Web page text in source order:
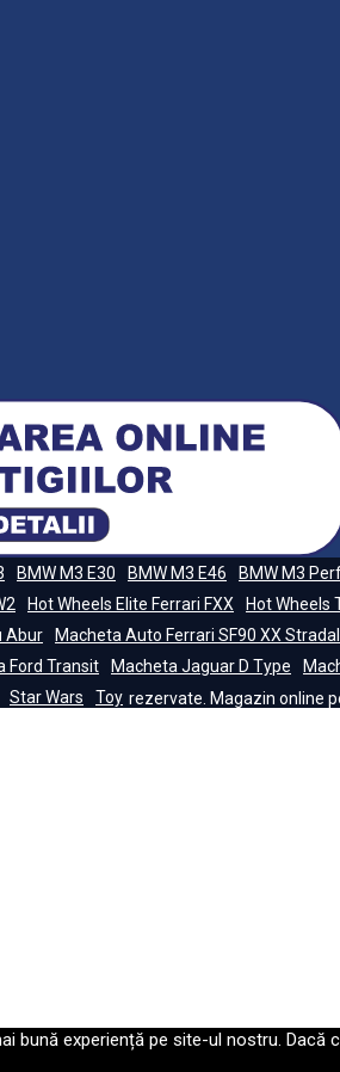
BMW M3 E30 BMW M3 E46 BMW M3
Hot Wheels Elite Ferrari FXX Hot Wheels
Abur Macheta Auto Ferrari SF90 XX
Ford Transit Macheta Jaguar D Type
Star Wars Toy rezervate. Magazin online
bună experiență pe site-ul nostru.